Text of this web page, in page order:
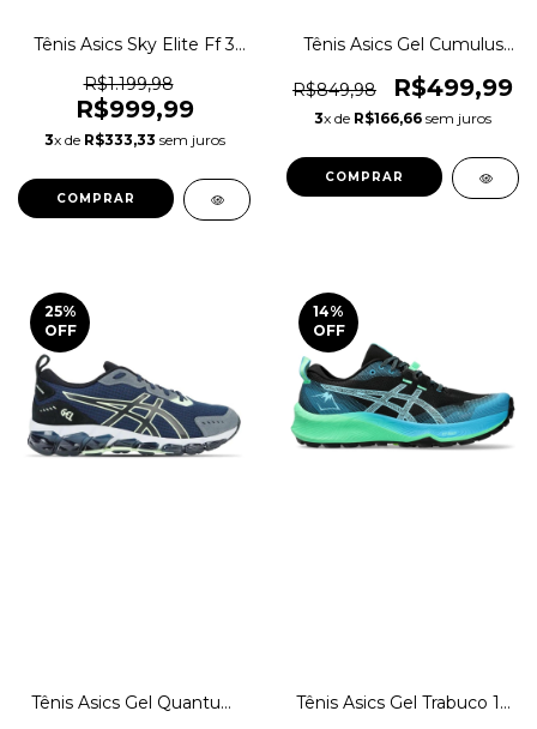
Tênis Asics Sky Elite Ff 3
1magnus
R$1.199,98
R$999,99
3x de R$333,33 sem juros
COMPRAR
Tênis Asics Gel Cumulus
Original 1magnus
R$849,98 R$499,99
3x de R$166,66 sem juros
COMPRAR
25%
OFF
Tênis Asics Gel Quantum
14%
OFF
Tênis Asics Gel Trabuco 12